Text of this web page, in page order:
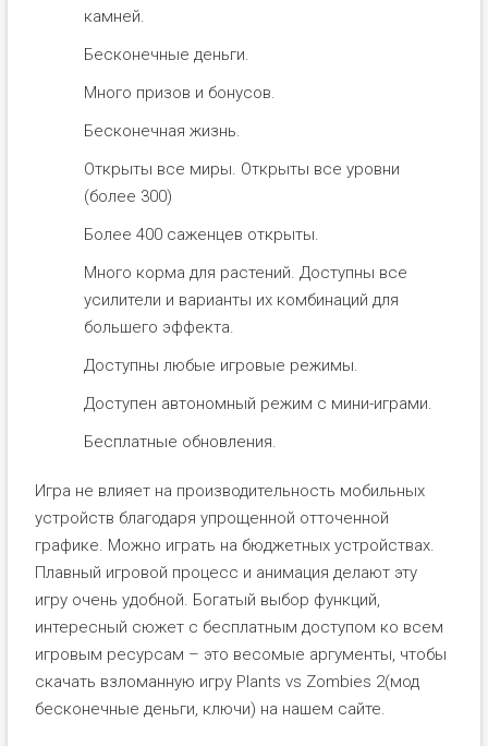
камней.
Бесконечные деньги.
Много призов и бонусов.
Бесконечная жизнь.
Открыты все миры. Открыты все уровни
(более 300)
Более 400 саженцев открыты.
Много корма для растений. Доступны все
усилители и варианты их комбинаций для
большего эффекта.
Доступны любые игровые режимы.
Доступен автономный режим с мини-играми.
Бесплатные обновления.
Игра не влияет на производительность мобильных
устройств благодаря упрощенной отточенной
графике. Можно играть на бюджетных устройствах.
Плавный игровой процесс и анимация делают эту
игру очень удобной. Богатый выбор функций,
интересный сюжет с бесплатным доступом ко всем
игровым ресурсам – это весомые аргументы, чтобы
скачать взломанную игру Plants vs Zombies 2(мод
бесконечные деньги, ключи) на нашем сайте.